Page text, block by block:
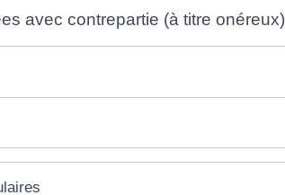
avec contrepartie (à titre onéreux)